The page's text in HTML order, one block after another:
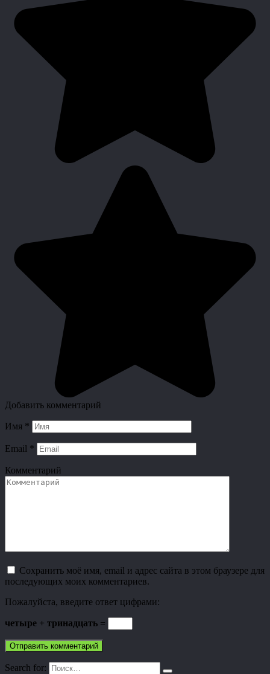
Добавить комментарий
Имя *
Email *
Комментарий
Сохранить моё имя, email и адрес сайта в этом браузере для
последующих моих комментариев.
Пожалуйста, введите ответ цифрами:
четыре + тринадцать =
Search for: